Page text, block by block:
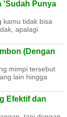
'Sudah Punya
kamu tidak bisa
apalagi
(Dengan
mimpi tersebut
lain hingga
Efektif dan